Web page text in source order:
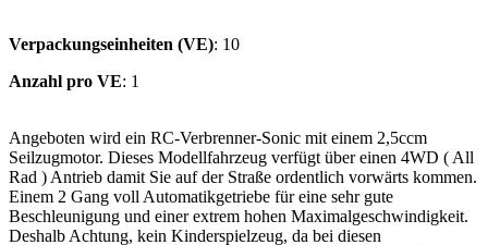
Verpackungseinheiten (VE): 10
Anzahl pro VE: 1
Angeboten wird ein RC-Verbrenner-Sonic mit einem 2,5ccm
Seilzugmotor. Dieses Modellfahrzeug verfügt über einen 4WD ( All
Rad ) Antrieb damit Sie auf der Straße ordentlich vorwärts kommen.
Einem 2 Gang voll Automatikgetriebe für eine sehr gute
Beschleunigung und einer extrem hohen Maximalgeschwindigkeit.
Deshalb Achtung, kein Kinderspielzeug, da bei diesen